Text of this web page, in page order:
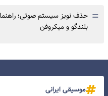
= حذف نویز سیستم صوتی؛
بلندگو و میکروفن
موسیقی ایرانی